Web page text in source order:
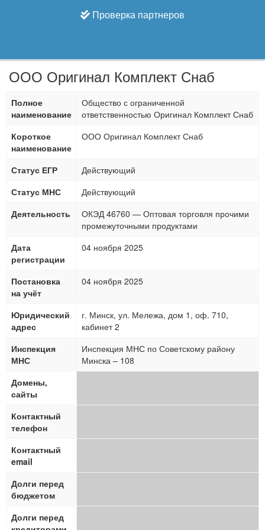
Проверка партнеров
ООО Оригинал Комплект Снаб
Полное
наименование
Общество с ограниченной
ответственностью Оригинал Комплект Снаб
Короткое
наименование
ООО Оригинал Комплект Снаб
Статус ЕГР
Действующий
Статус МНС
Действующий
Деятельность
ОКЭД 46760 — Оптовая торговля прочими
промежуточными продуктами
Дата
регистрации
04 ноября 2025
Постановка
на учёт
04 ноября 2025
Юридический
адрес
г. Минск, ул. Мележа, дом 1, оф. 710,
кабинет 2
Инспекция
МНС
Инспекция МНС по Советскому району
Минска – 108
Домены,
сайты
Контактный
телефон
Контактный
email
Долги перед
бюджетом
Долги перед